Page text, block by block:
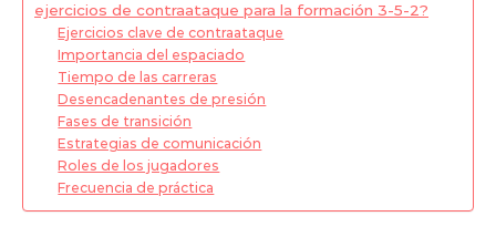
ejercicios de contraataque para la formación 3-5-2?
Ejercicios clave de contraataque
Importancia del espaciado
Tiempo de las carreras
Desencadenantes de presión
Fases de transición
Estrategias de comunicación
Roles de los jugadores
Frecuencia de práctica